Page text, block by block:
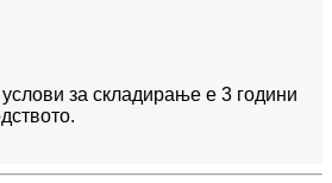
за складирање е 3 години